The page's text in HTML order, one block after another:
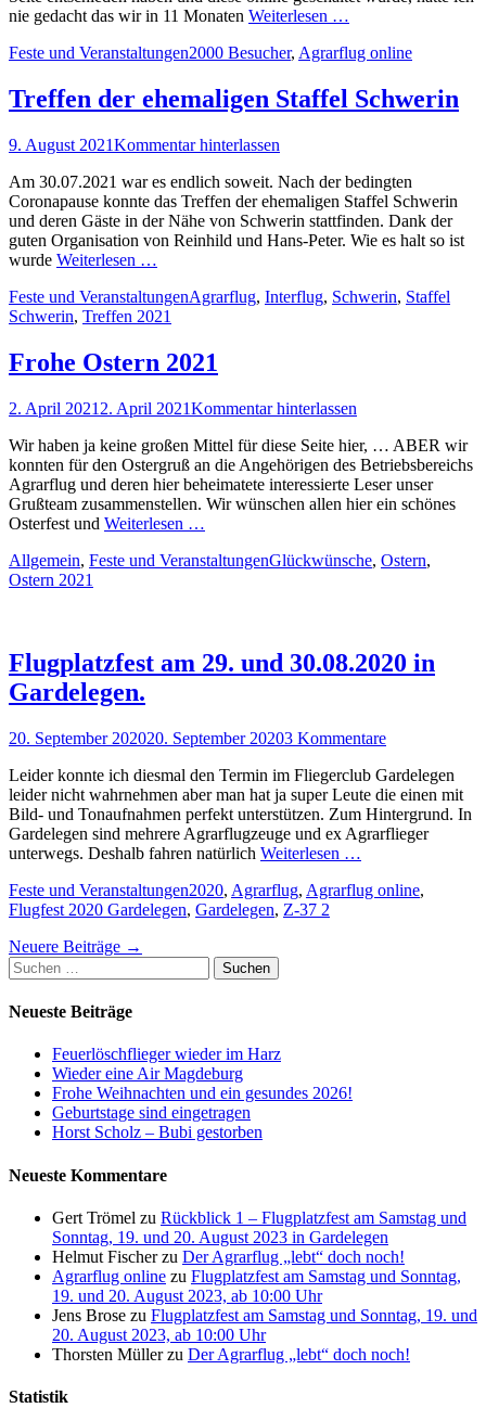
nie gedacht das wir in 11 Monaten Weiterlesen …
Kategorien
Feste und VeranstaltungenSchlagworte
2000 Besucher, Agrarflug online
Treffen der ehemaligen Staffel Schwerin
Posted
9. August 2021Kommentar hinterlassen
Am 30.07.2021 war es endlich soweit. Nach der bedingten
Coronapause konnte das Treffen der ehemaligen Staffel Schwerin
und deren Gäste in der Nähe von Schwerin stattfinden. Dank der
guten Organisation von Reinhild und Hans-Peter. Wie es halt so ist
wurde Weiterlesen …
Kategorien
Feste und VeranstaltungenSchlagworte
Agrarflug, Interflug, Schwerin, Staffel
Schwerin, Treffen 2021
Frohe Ostern 2021
Posted
2. April 2021 2. April 2021Kommentar hinterlassen
Wir haben ja keine großen Mittel für diese Seite hier, … ABER wir
konnten für den Ostergruß an die Angehörigen des Betriebsbereichs
Agrarflug und deren hier beheimatete interessierte Leser unser
Grußteam zusammenstellen. Wir wünschen allen hier ein schönes
Osterfest und Weiterlesen …
Kategorien
Allgemein, Feste und VeranstaltungenSchlagworte
Glückwünsche, Ostern,
Ostern 2021
Flugplatzfest am 29. und 30.08.2020 in
Gardelegen.
Posted
20. September 202020. September 20203 Kommentare
Leider konnte ich diesmal den Termin im Fliegerclub Gardelegen
leider nicht wahrnehmen aber man hat ja super Leute die einen mit
Bild- und Tonaufnahmen perfekt unterstützen. Zum Hintergrund. In
Gardelegen sind mehrere Agrarflugzeuge und ex Agrarflieger
unterwegs. Deshalb fahren natürlich Weiterlesen …
Kategorien
Feste und VeranstaltungenSchlagworte
2020, Agrarflug, Agrarflug online,
Flugfest 2020 Gardelegen, Gardelegen, Z-37 2
Beitragsnavigation
Neuere Beiträge →
Suchen
nach:
Neueste Beiträge
Feuerlöschflieger wieder im Harz
Wieder eine Air Magdeburg
Frohe Weihnachten und ein gesundes 2026!
Geburtstage sind eingetragen
Horst Scholz – Bubi gestorben
Neueste Kommentare
Gert Trömel zu Rückblick 1 – Flugplatzfest am Samstag und
Sonntag, 19. und 20. August 2023 in Gardelegen
Helmut Fischerzu Der Agrarflug „lebt“ doch noch!
Agrarflug online zu Flugplatzfest am Samstag und Sonntag,
19. und 20. August 2023, ab 10:00 Uhr
Jens Brose zu Flugplatzfest am Samstag und Sonntag, 19. und
20. August 2023, ab 10:00 Uhr
Thorsten Müllerzu Der Agrarflug „lebt“ doch noch!
Statistik